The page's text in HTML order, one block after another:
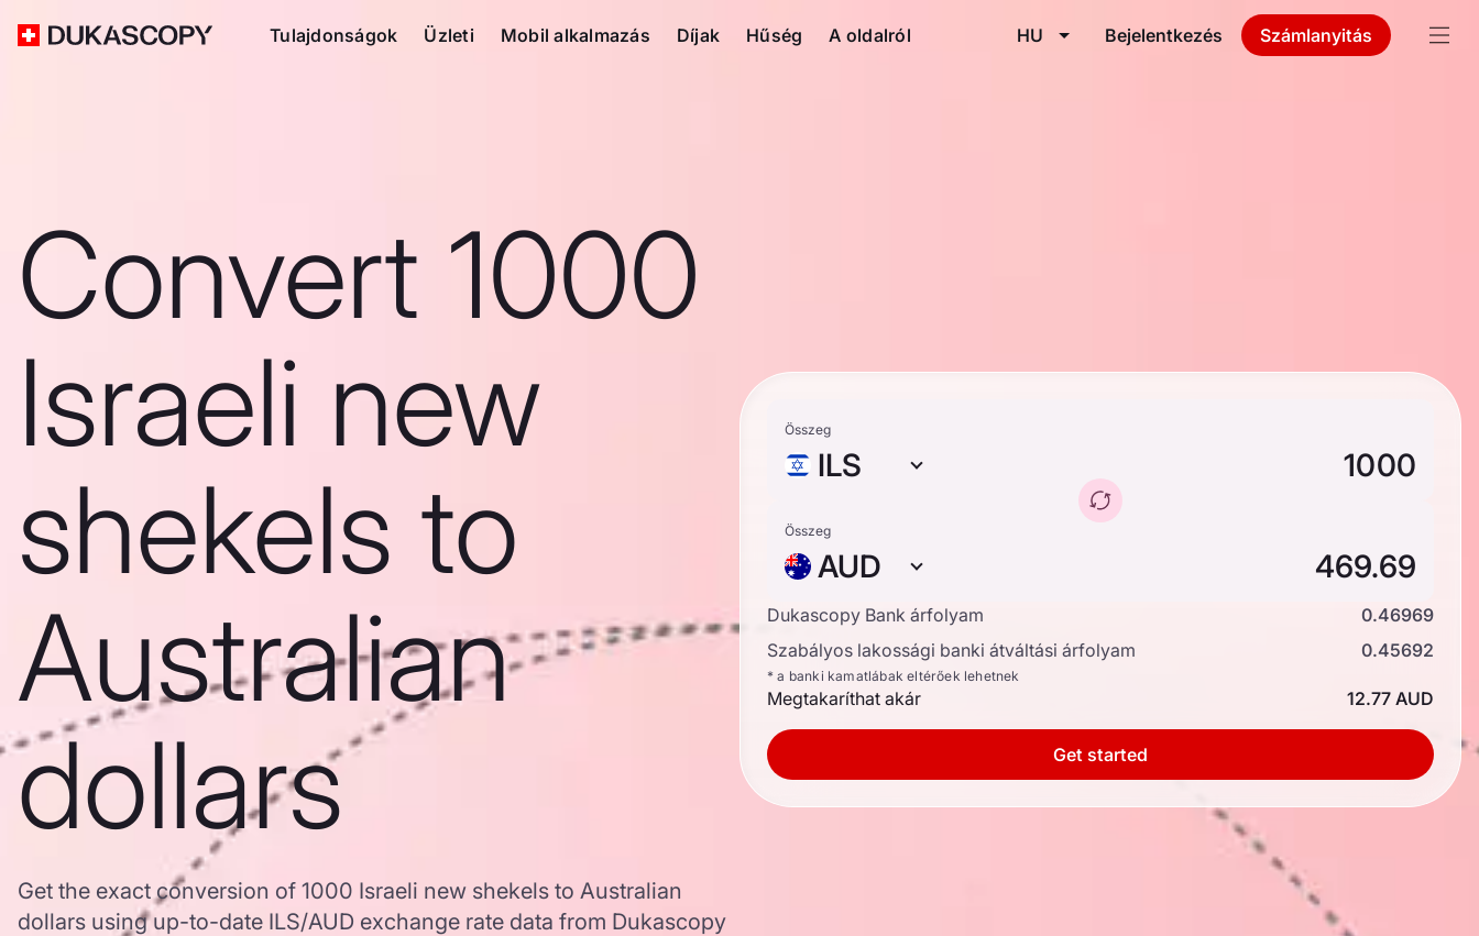
Tulajdonságok Üzleti Mobil alkalmazás Díjak Hűség A oldalról HU Bejelentkezés Számlanyitás
Convert 1000
Israeli new
shekels to
Australian
dollars
Get the exact conversion of 1000 Israeli new shekels to Australian
dollars using up-to-date ILS/AUD exchange rate data from Dukascopy
Összeg
ILS
Összeg
AUD
Dukascopy Bank árfolyam
0.46969
Szabályos lakossági banki átváltási árfolyam
0.45692
* a banki kamatlábak eltérőek lehetnek
Megtakaríthat akár 12.77 AUD
Get started